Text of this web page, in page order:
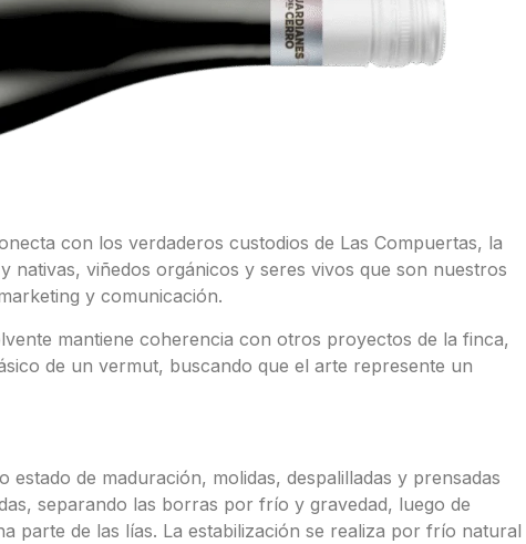
con los verdaderos custodios de Las Compuertas, la
nativas, viñedos orgánicos y seres vivos que son nuestros
y comunicación.
mantiene coherencia con otros proyectos de la finca,
de un vermut, buscando que el arte represente un
de maduración, molidas, despalilladas y prensadas
separando las borras por frío y gravedad, luego de
parte de las lías. La estabilización se realiza por frío natural